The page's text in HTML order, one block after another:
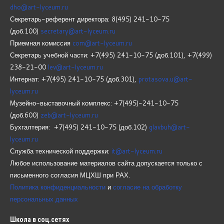
dho@art-lyceum.ru
Секретарь-референт директора: 8(495) 241-10-75
(доб.100) secretary@art-lyceum.ru
Приемная комиссия com@art-lyceum.ru
Секретарь учебной части: +7(495) 241-10-75 (доб.101), +7(499)
238-21-00 lev@art-lyceum.ru
Интернат: +7(495) 241-10-75 (доб.301), protasova.u@art-
lyceum.ru
Музейно-выставочный комплекс: +7(495)-241-10-75
(доб.600) zeb@art-lyceum.ru
Бухгалтерия: +7(495) 241-10-75 (доб.102) glavbuh@art-
lyceum.ru
Служба технической поддержки: it@art-lyceum.ru
Любое использование материалов сайта допускается только с
письменного согласия МЦХШ при РАХ.
Политика конфиденциальности и согласие на обработку
персональных данных
Школа в соц.сетях